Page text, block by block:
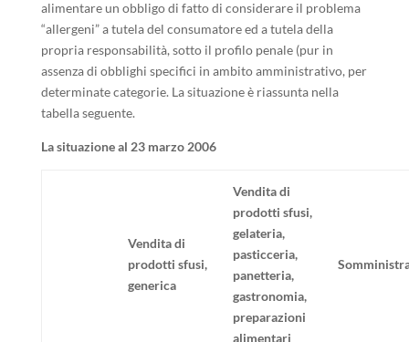
alimentare un obbligo di fatto di considerare il problema
“allergeni” a tutela del consumatore ed a tutela della
propria responsabilità, sotto il profilo penale (pur in
assenza di obblighi specifici in ambito amministrativo, per
determinate categorie. La situazione è riassunta nella
tabella seguente.
La situazione al 23 marzo 2006
Vendita di
prodotti sfusi,
generica
Vendita di
prodotti sfusi,
gelateria,
pasticceria,
panetteria,
gastronomia,
preparazioni
alimentari